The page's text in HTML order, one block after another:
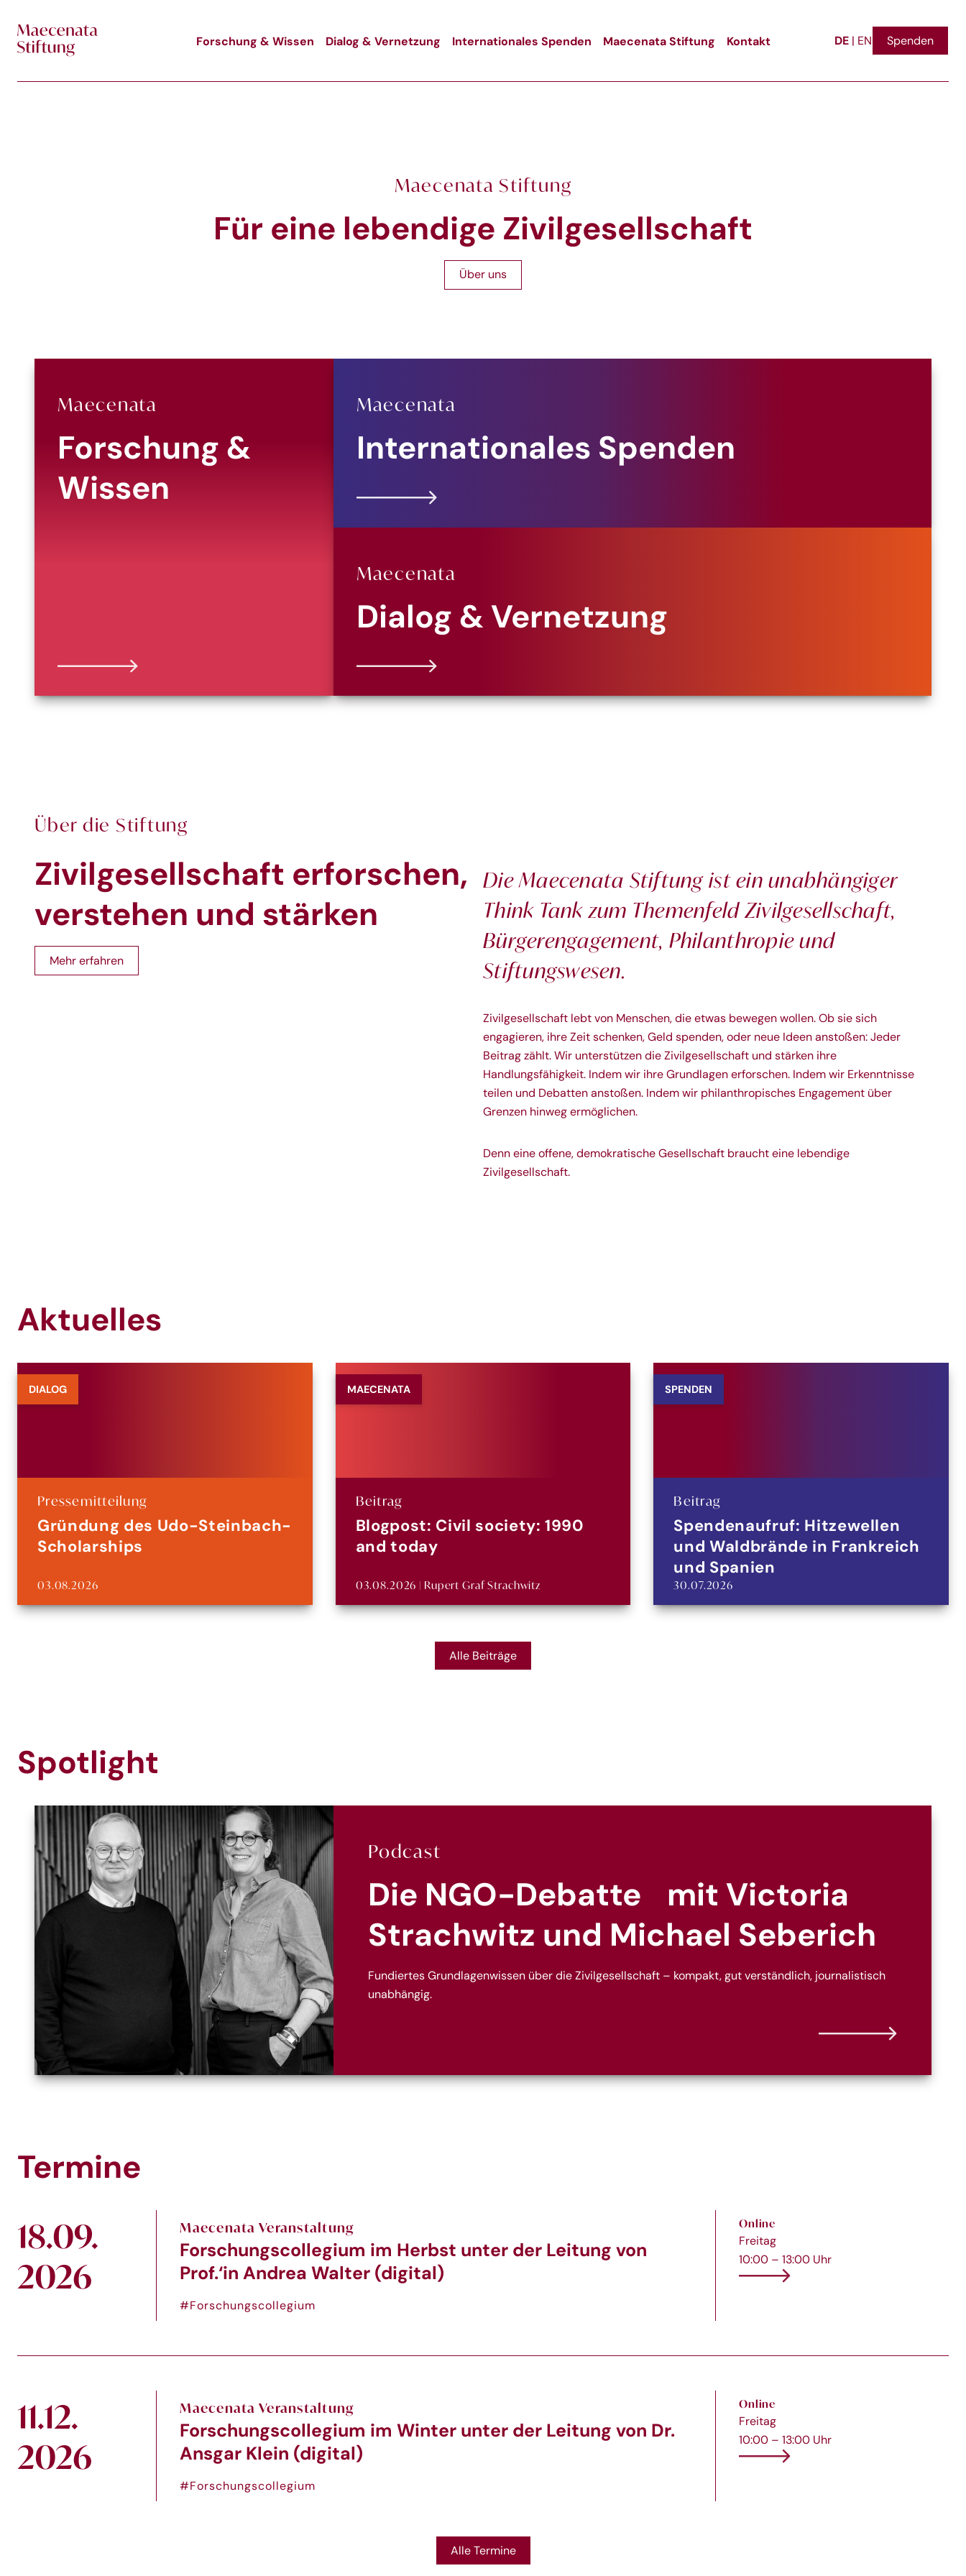
Forschung & Wissen Dialog & Vernetzung Internationales Spenden Maecenata Stiftung Kontakt DE | EN Spenden
Maecenata Stiftung
Für eine lebendige Zivilgesellschaft
Über uns
Maecenata
Forschung &
Wissen
Maecenata
Internationales Spenden
Maecenata
Dialog & Vernetzung
Über die Stiftung
Zivilgesellschaft erforschen,
verstehen und stärken
Mehr erfahren
Die Maecenata Stiftung ist ein unabhängiger
Think Tank zum Themenfeld Zivilgesellschaft,
Bürgerengagement, Philanthropie und
Stiftungswesen.
Zivilgesellschaft lebt von Menschen, die etwas bewegen wollen. Ob sie sich
engagieren, ihre Zeit schenken, Geld spenden, oder neue Ideen anstoßen: Jeder
Beitrag zählt. Wir unterstützen die Zivilgesellschaft und stärken ihre
Handlungsfähigkeit. Indem wir ihre Grundlagen erforschen. Indem wir Erkenntnisse
teilen und Debatten anstoßen. Indem wir philanthropisches Engagement über
Grenzen hinweg ermöglichen.
Denn eine offene, demokratische Gesellschaft braucht eine lebendige
Zivilgesellschaft.
Aktuelles
DIALOG
Pressemitteilung
Gründung des Udo-Steinbach-
Scholarships
03.08.2026
MAECENATA
Beitrag
Blogpost: Civil society: 1990
and today
03.08.2026 | Rupert Graf Strachwitz
SPENDEN
Beitrag
Spendenaufruf: Hitzewellen
und Waldbrände in Frankreich
und Spanien
30.07.2026
Alle Beiträge
Spotlight
Podcast
Die NGO-Debatte mit Victoria
Strachwitz und Michael Seberich
Fundiertes Grundlagenwissen über die Zivilgesellschaft – kompakt, gut verständlich, journalistisch
unabhängig.
Termine
18.09.
2026
Maecenata Veranstaltung
Forschungscollegium im Herbst unter der Leitung von
Prof.‘in Andrea Walter (digital)
#Forschungscollegium
Online
Freitag
10:00 – 13:00 Uhr
11.12.
2026
Maecenata Veranstaltung
Forschungscollegium im Winter unter der Leitung von Dr.
Ansgar Klein (digital)
#Forschungscollegium
Online
Freitag
10:00 – 13:00 Uhr
Alle Termine